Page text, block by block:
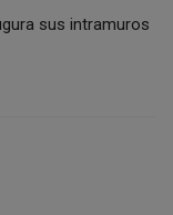
sus intramuros